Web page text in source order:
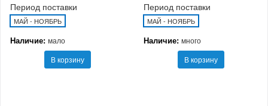
Период поставки
МАЙ - НОЯБРЬ
Наличие: мало
В корзину
Период поставки
МАЙ - НОЯБРЬ
Наличие: много
В корзину